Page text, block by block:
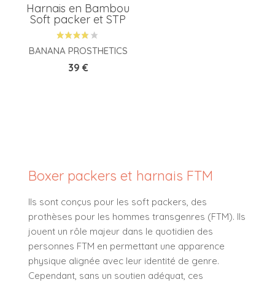
Harnais en Bambou
Soft packer et STP
BANANA PROSTHETICS
Prix
39 €
Boxer packers et harnais FTM
Ils sont conçus pour les soft packers, des
prothèses pour les hommes transgenres (FTM). Ils
jouent un rôle majeur dans le quotidien des
personnes FTM en permettant une apparence
physique alignée avec leur identité de genre.
Cependant, sans un soutien adéquat, ces